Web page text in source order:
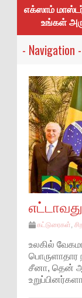
எக்ஸாம்
உங்கள்
கட்டுரைகள்,
உலகில்
பொருளாதார
சீனா, தென்